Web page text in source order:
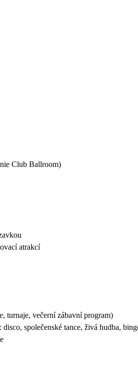
Club Ballroom)
atrakcí
turnaje, večerní zábavní program)
společenské tance, živá hudba,